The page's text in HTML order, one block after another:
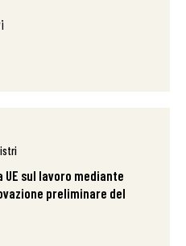
sul lavoro mediante
preliminare del